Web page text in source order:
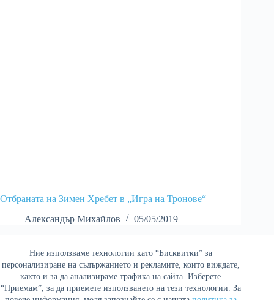
Ние използваме технологии като “Бисквитки” за
персонализиране на съдържанието и рекламите, които виждате,
както и за да анализираме трафика на сайта. Изберете
“Приемам”, за да приемете използването на тези технологии. За
Отбраната на Зимен Хребет в „Игра на Тронове“
Александър Михайлов
05/05/2019